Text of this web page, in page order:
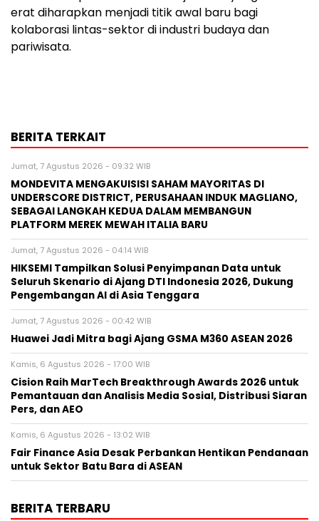
erat diharapkan menjadi titik awal baru bagi
kolaborasi lintas-sektor di industri budaya dan
pariwisata.
BERITA TERKAIT
Jumat, 7 Agustus 2026 - 09:32 WIB
MONDEVITA MENGAKUISISI SAHAM MAYORITAS DI
UNDERSCORE DISTRICT, PERUSAHAAN INDUK MAGLIANO,
SEBAGAI LANGKAH KEDUA DALAM MEMBANGUN
PLATFORM MEREK MEWAH ITALIA BARU
Jumat, 7 Agustus 2026 - 04:14 WIB
HIKSEMI Tampilkan Solusi Penyimpanan Data untuk
Seluruh Skenario di Ajang DTI Indonesia 2026, Dukung
Pengembangan AI di Asia Tenggara
Jumat, 7 Agustus 2026 - 00:42 WIB
Huawei Jadi Mitra bagi Ajang GSMA M360 ASEAN 2026
Kamis, 6 Agustus 2026 - 17:00 WIB
Cision Raih MarTech Breakthrough Awards 2026 untuk
Pemantauan dan Analisis Media Sosial, Distribusi Siaran
Pers, dan AEO
Kamis, 6 Agustus 2026 - 13:02 WIB
Fair Finance Asia Desak Perbankan Hentikan Pendanaan
untuk Sektor Batu Bara di ASEAN
BERITA TERBARU